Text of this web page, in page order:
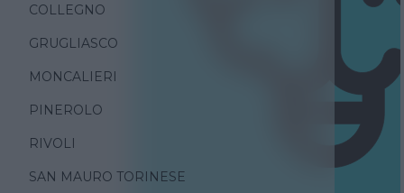
COLLEGNO
GRUGLIASCO
MONCALIERI
PINEROLO
RIVOLI
SAN MAURO TORINESE